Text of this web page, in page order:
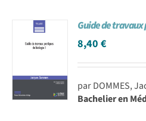
Guide de
8,40€
par DOMMES,
Bachelier en